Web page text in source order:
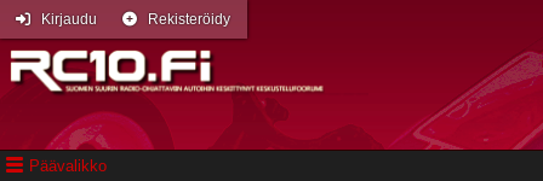
Päävalikko
Kirjaudu Rekisteröidy